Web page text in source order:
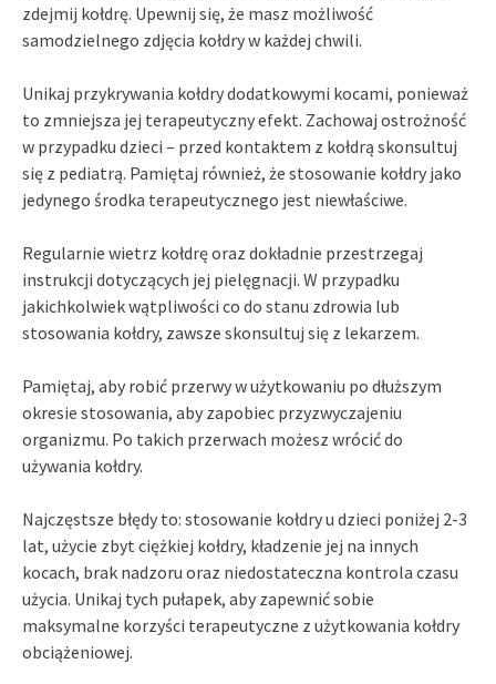
zdejmij kołdrę. Upewnij się, że masz możliwość
samodzielnego zdjęcia kołdry w każdej chwili.
Unikaj przykrywania kołdry dodatkowymi kocami, ponieważ
to zmniejsza jej terapeutyczny efekt. Zachowaj ostrożność
w przypadku dzieci – przed kontaktem z kołdrą skonsultuj
się z pediatrą. Pamiętaj również, że stosowanie kołdry jako
jedynego środka terapeutycznego jest niewłaściwe.
Regularnie wietrz kołdrę oraz dokładnie przestrzegaj
instrukcji dotyczących jej pielęgnacji. W przypadku
jakichkolwiek wątpliwości co do stanu zdrowia lub
stosowania kołdry, zawsze skonsultuj się z lekarzem.
Pamiętaj, aby robić przerwy w użytkowaniu po dłuższym
okresie stosowania, aby zapobiec przyzwyczajeniu
organizmu. Po takich przerwach możesz wrócić do
używania kołdry.
Najczęstsze błędy to: stosowanie kołdry u dzieci poniżej 2-3
lat, użycie zbyt ciężkiej kołdry, kładzenie jej na innych
kocach, brak nadzoru oraz niedostateczna kontrola czasu
użycia. Unikaj tych pułapek, aby zapewnić sobie
maksymalne korzyści terapeutyczne z użytkowania kołdry
obciążeniowej.